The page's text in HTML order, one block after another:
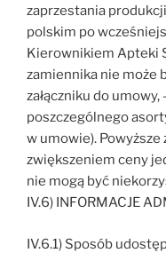
zaprzestania
polskim po
Kierownikiem Apteki
zamiennika nie może
załączniku do
poszczególnego
w umowie).
zwiększeniem ceny
nie mogą być
IV.6) INFORMACJE
IV.6.1) Sposób